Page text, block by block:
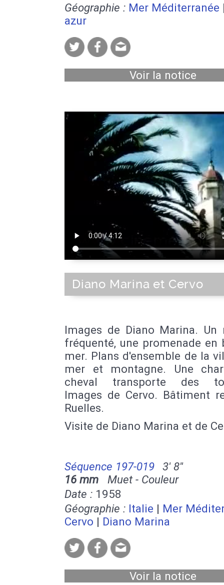
Géographie : Mer Méditerranée
azur
Voir la notice
Diano Marina et Cervo
Images de Diano Marina. Un
fréquenté, une promenade en
mer. Plans d'ensemble de la
mer et montagne. Une
cheval transporte des
Images de Cervo. Bâtiment
Ruelles.
Visite de Diano Marina et de
Séquence 197-019
3' 8''
16 mm Muet - Couleur
Date : 1958
Géographie : Italie | Mer
Cervo | Diano Marina
Voir la notice